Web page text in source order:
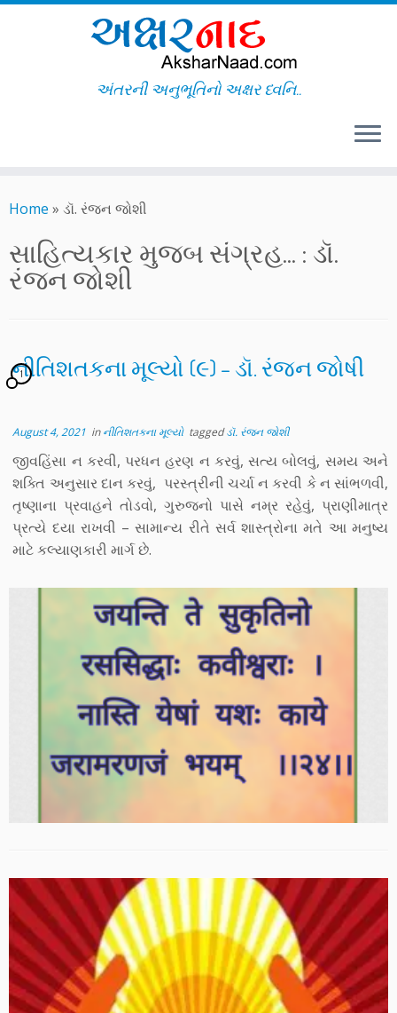
to
અંતરની અનુભૂતિનો અક્ષર ધ્વનિ..
Home » ડૉ. રંજન જોશી
સાહિત્યકાર મુજબ સંગ્રહ... : ડૉ.
રંજન જોશી
નીતિશતકના મૂલ્યો (૯) – ડૉ. રંજન જોષી
1
August 4, 2021 inનીતિશતકના મૂલ્યો taggedડૉ. રંજન જોશી
જીવહિંસા ન કરવી, પરધન હરણ ન કરવું, સત્ય બોલવું, સમય અને
શક્તિ અનુસાર દાન કરવું, પરસ્ત્રીની ચર્ચા ન કરવી કે ન સાંભળવી,
તૃષ્ણાના પ્રવાહને તોડવો, ગુરુજનો પાસે નમ્ર રહેવું, પ્રાણીમાત્ર
પ્રત્યે દયા રાખવી – સામાન્ય રીતે સર્વ શાસ્ત્રોના મતે આ મનુષ્ય
માટે કલ્યાણકારી માર્ગ છે.